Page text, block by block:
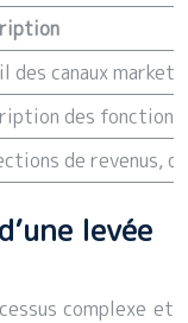
des canaux
des
de revenus,
levée
complexe et